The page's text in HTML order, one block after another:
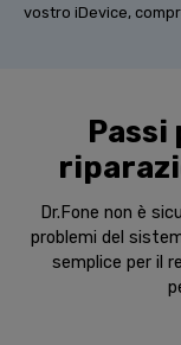
vostro iDevice,
Dr.Fone non è
problemi del
semplice per il